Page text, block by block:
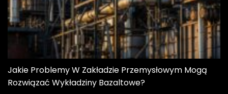
Jakie Problemy W Zakładzie Przemysłowym Mogą
Rozwiązać Wykładziny Bazaltowe?